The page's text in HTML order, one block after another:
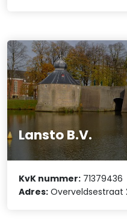
Lansto B.V.
KvK nummer: 71379436
Adres: Overveldsestraat